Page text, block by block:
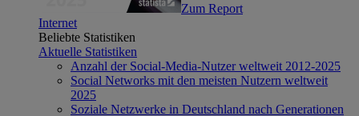
Zum Report
Internet
Beliebte Statistiken
Aktuelle Statistiken
Anzahl der Social-Media-Nutzer weltweit 2012-2025
Social Networks mit den meisten Nutzern weltweit
2025
Soziale Netzwerke in Deutschland nach Generationen